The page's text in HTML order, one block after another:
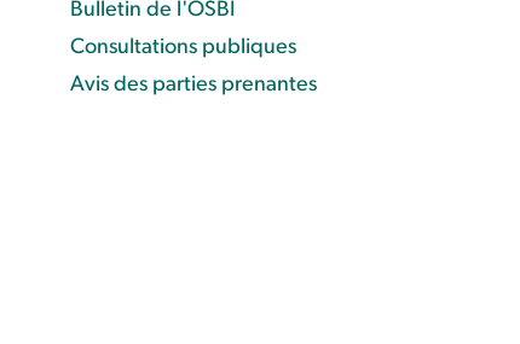
Bulletin de l'OSBI
Consultations publiques
Avis des parties prenantes